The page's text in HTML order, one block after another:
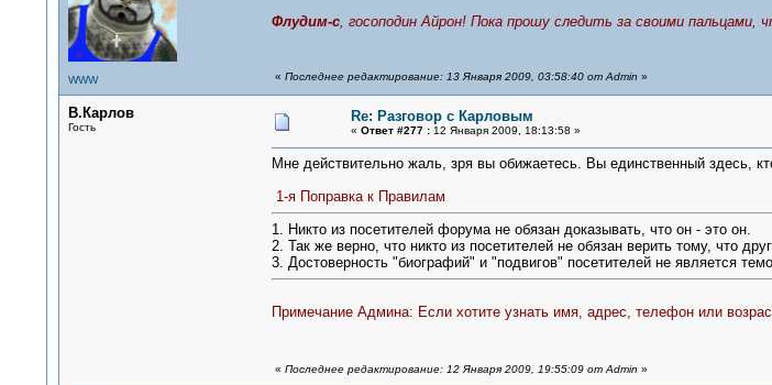
WWW
Флудим-с, госоподин Айрон! Пока прошу следить за своими
« Последнее редактирование: 13 Января 2009, 03:58:40 от Admin »
В.Карлов
Гость
Re: Разговор с Карловым
« Ответ #277 :12 Января 2009, 18:13:58 »
Мне действительно жаль, зря вы обижаетесь. Вы единственный здесь,
1-я Поправка к Правилам
1. Никто из посетителей форума не обязан доказывать, что он - это он.
2. Так же верно, что никто из посетителей не обязан верить тому, что
3. Достоверность "биографий" и "подвигов" посетителей не является
Примечание Админа: Если хотите узнать имя, адрес, телефон или
« Последнее редактирование: 12 Января 2009, 19:55:09 от Admin »